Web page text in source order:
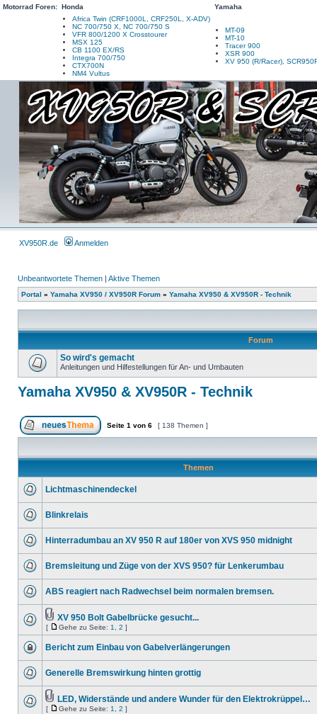
Motorrad Foren: Honda
Yamaha
Africa Twin (CRF1000L, CRF250L, X-ADV)
NC 700/750 X, NC 700/750 S
VFR 800/1200 X Crosstourer
MSX 125
CB 1100 EX/RS
Integra 700/750
CTX700N
NM4 Vultus
MT-09
MT-10
Tracer 900
XSR 900
XV 950 (R/Racer),
XV950R.de Anmelden
Unbeantwortete Themen | Aktive Themen
Portal » Yamaha XV950 / XV950R Forum » Yamaha XV950 & XV950R - Technik
Forum
So wird's gemacht
Anleitungen und Hilfestellungen für An- und Umbauten
Yamaha XV950 & XV950R - Technik
Seite 1 von 6 [ 138 Themen ]
Themen
Lichtmaschinendeckel
Blinkrelais
Hinterradumbau an XV 950 R auf 180er von XVS 950 midnight
Bremsleitung und Züge von der XVS 950? für Lenkerumbau
ABS reagiert nach Radwechsel beim normalen bremsen.
XV 950 Bolt Gabelbrücke gesucht...
[ Gehe zu Seite: 1 2 ]
Bericht zum Einbau von Gabelverlängerungen
Generelle Bremswirkung hinten grottig
LED, Widerstände und andere Wunder für den Elektrokrüppel…
[ Gehe zu Seite: 1 2 ]